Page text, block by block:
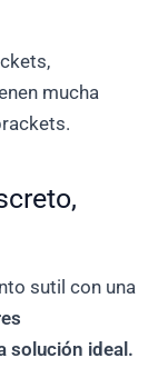
mucha
sutil con una
solución ideal.